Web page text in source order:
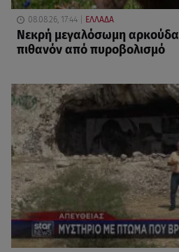
08.08.26, 17:44 ΕΛΛΑΔΑ
Νεκρή μεγαλόσωμη
πιθανόν από πυροβολισμό